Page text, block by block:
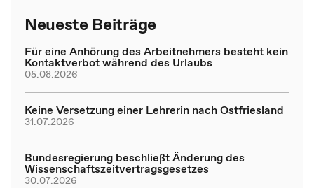
Neueste Beiträge
Für eine Anhörung des Arbeitnehmers besteht kein
Kontaktverbot während des Urlaubs
05.08.2026
Keine Versetzung einer Lehrerin nach Ostfriesland
31.07.2026
Bundesregierung beschließt Änderung des
Wissenschaftszeitvertragsgesetzes
30.07.2026